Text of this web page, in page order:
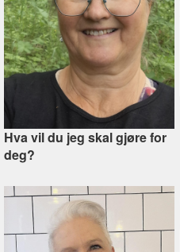
Hva vil du jeg skal gjøre for
deg?